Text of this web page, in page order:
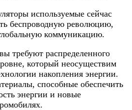
используемые сейчас
беспроводную революцию,
коммуникацию.
требуют распределенного
который неосуществим
накопления энергии.
способные обеспечить
энергии и новые